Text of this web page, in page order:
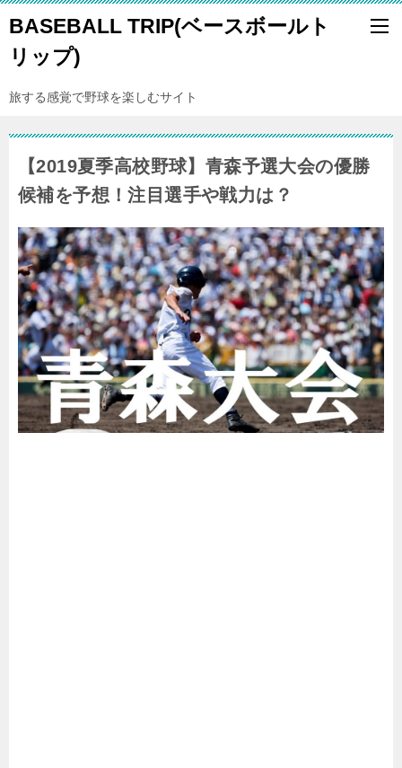
BASEBALL TRIP(ベースボールト
リップ)
旅する感覚で野球を楽しむサイト
【2019夏季高校野球】青森予選大会の優勝
候補を予想！注目選手や戦力は？